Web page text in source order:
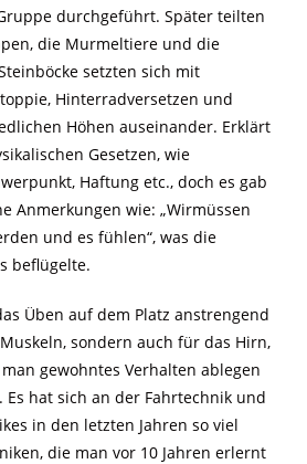
durchgeführt. Später teilten
die Murmeltiere und die
setzten sich mit
Hinterradversetzen und
Höhen auseinander. Erklärt
Gesetzen, wie
Haftung etc., doch es gab
Anmerkungen wie: „Wirmüssen
und es fühlen“, was die
beflügelte.
Üben auf dem Platz anstrengend
sondern auch für das Hirn,
gewohntes Verhalten ablegen
hat sich an der Fahrtechnik und
in den letzten Jahren so viel
die man vor 10 Jahren erlernt